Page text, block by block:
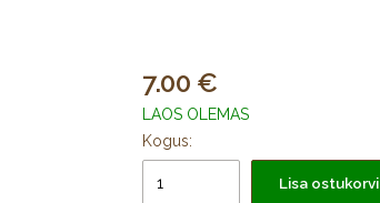
7.00
LAOS OLEMAS
Kogus:
Lisa ostukorvi